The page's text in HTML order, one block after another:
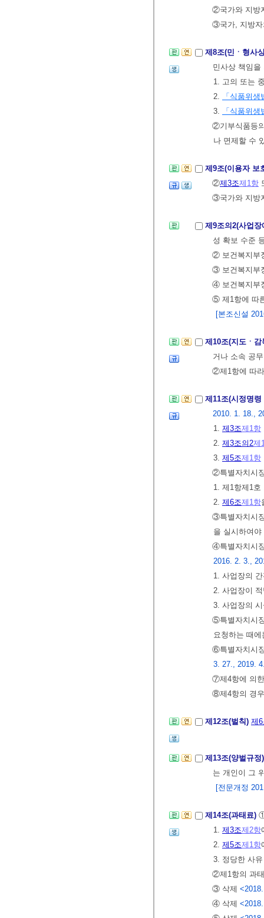
②국가와 지방
③국가, 지방자
제8조(민ㆍ형사
민사상 책임
1. 고의 또는
2.
「식품위생
3.
「식품위생
②기부식품등
나 면제할 수
제9조(이용자 보
②제3조제1항
③국가와 지방
제9조의2(사업
성 확보 수준
② 보건복지부
③ 보건복지부
④ 보건복지부
⑤ 제1항에 따
[본조신설
제10조(지도ㆍ
거나 소속 공
②제1항에 따
제11조(시정명
2010. 1. 18.,
1. 제3조제1항
2. 제3조의2제
3. 제5조제1항
②특별자치시
1. 제1항제1
2. 제6조제1항
③특별자치시
을 실시하여
④특별자치시
2016. 2. 3.,
1. 사업장의
2. 사업장이
3. 사업장의
⑤특별자치시
요청하는 때
⑥특별자치시
3. 27., 2019.
⑦제4항에 의
⑧제4항의 경
제12조(벌칙) 제
제13조(양벌규
는 개인이 그
[전문개정
제14조(과태료)
1. 제3조제2항
2. 제5조제1항
3. 정당한 사
②제1항의 과
③ 삭제
④ 삭제